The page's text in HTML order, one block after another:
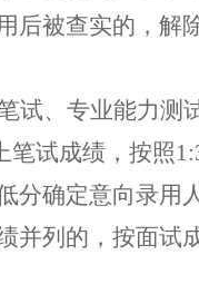
后被查实的，解
试、专业能力测
笔试成绩，按照
分确定意向录用
并列的，按面试